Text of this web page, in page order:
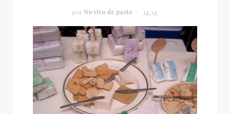
por No vivo de pasto 14:34